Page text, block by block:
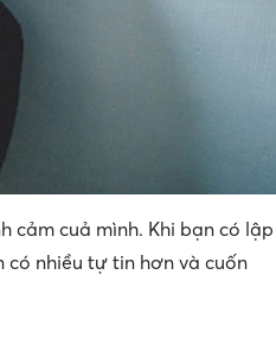
cảm cuả mình. Khi bạn có lập
nhiều tự tin hơn và cuốn